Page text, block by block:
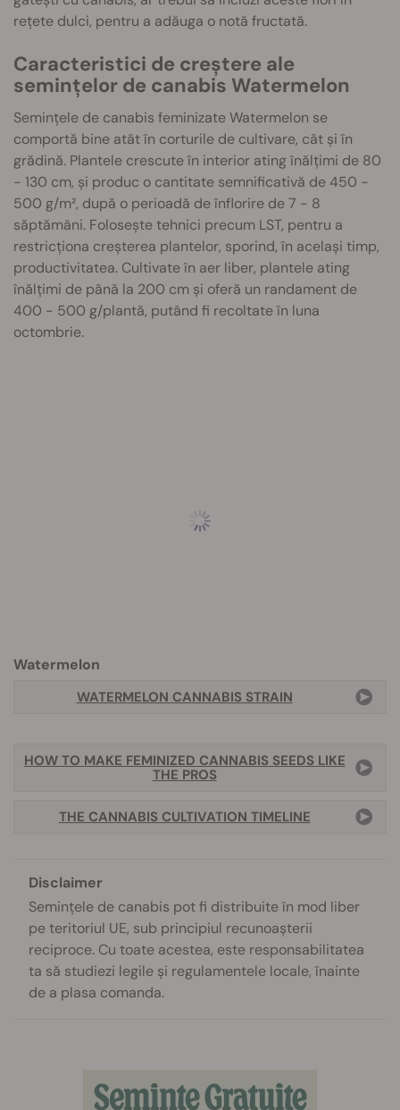
rețete dulci, pentru a adăuga o notă fructată.
Caracteristici de creștere ale
semințelor de canabis Watermelon
Semințele de canabis feminizate Watermelon se
comportă bine atât în corturile de cultivare, cât și în
grădină. Plantele crescute în interior ating înălțimi de 80
- 130 cm, și produc o cantitate semnificativă de 450 -
500 g/m², după o perioadă de înflorire de 7 - 8
săptămâni. Folosește tehnici precum LST, pentru a
restricționa creșterea plantelor, sporind, în același timp,
productivitatea. Cultivate în aer liber, plantele ating
înălțimi de până la 200 cm și oferă un randament de
400 - 500 g/plantă, putând fi recoltate în luna
octombrie.
Watermelon
WATERMELON CANNABIS STRAIN
HOW TO MAKE FEMINIZED CANNABIS SEEDS LIKE
THE PROS
THE CANNABIS CULTIVATION TIMELINE
Disclaimer
Semințele de canabis pot fi distribuite în mod liber
pe teritoriul UE, sub principiul recunoașterii
reciproce. Cu toate acestea, este responsabilitatea
ta să studiezi legile și regulamentele locale, înainte
de a plasa comanda.